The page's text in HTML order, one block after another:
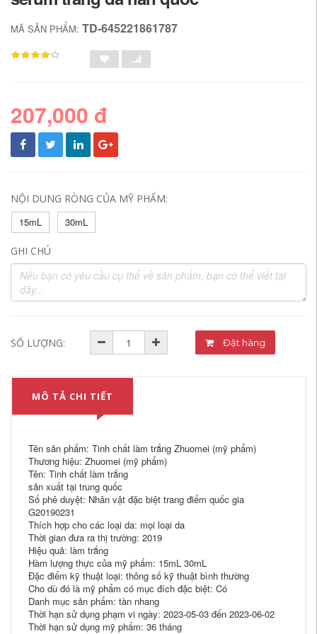
MÃ SẢN PHẨM: TD-645221861787
207,000 đ
NỘI DUNG RÒNG CỦA MỸ PHẨM:
15mL
30mL
GHI CHÚ
SỐ LƯỢNG: Đặt hàng
MÔ TẢ CHI TIẾT
Tên sản phẩm: Tinh chất làm trắng Zhuomei (mỹ phẩm)
Thương hiệu: Zhuomei (mỹ phẩm)
Tên: Tinh chất làm trắng
sản xuất tại trung quốc
Số phê duyệt: Nhân vật đặc biệt trang điểm quốc gia
G20190231
Thích hợp cho các loại da: mọi loại da
Thời gian đưa ra thị trường: 2019
Hiệu quả: làm trắng
Hàm lượng thực của mỹ phẩm: 15mL 30mL
Đặc điểm kỹ thuật loại: thông số kỹ thuật bình thường
Cho dù đó là mỹ phẩm có mục đích đặc biệt: Có
Danh mục sản phẩm: tàn nhang
Thời hạn sử dụng phạm vi ngày: 2023-05-03 đến 2023-06-02
Thời hạn sử dụng mỹ phẩm: 36 tháng